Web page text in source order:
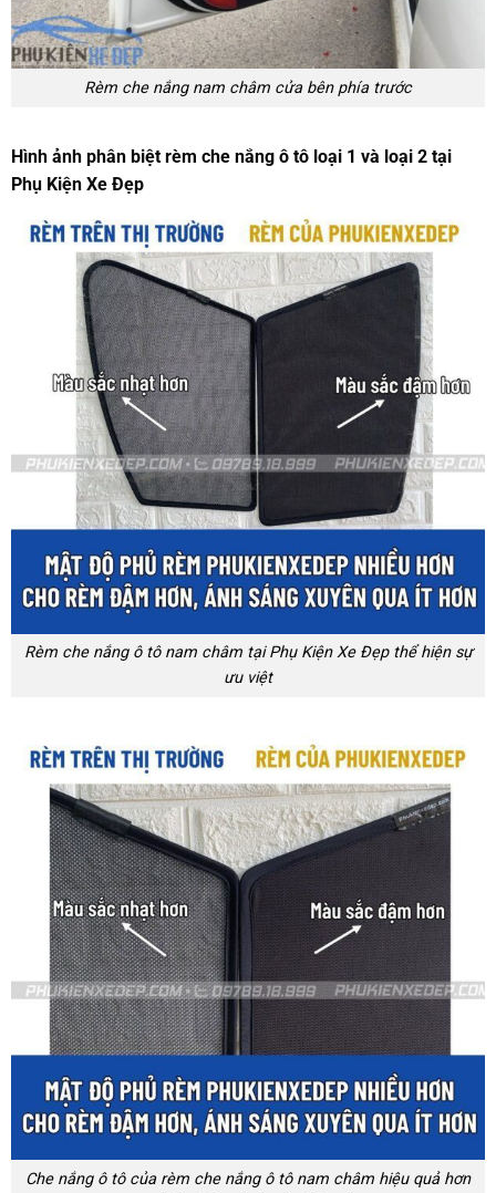
Rèm che nắng nam châm cửa bên phía trước
Hình ảnh phân biệt rèm che nắng ô tô loại 1 và loại 2 tại
Phụ Kiện Xe Đẹp
Rèm che nắng ô tô nam châm tại Phụ Kiện Xe Đẹp thể hiện sự
ưu việt
Che nắng ô tô của rèm che nắng ô tô nam châm hiệu quả hơn